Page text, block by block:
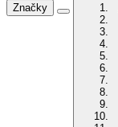
Značky